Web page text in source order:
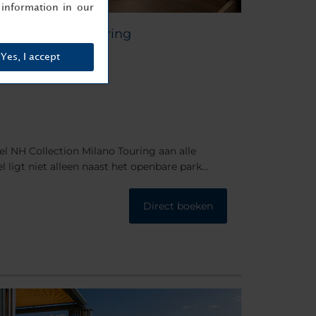
Milano Touring
Milaan
NH Collection Milano Touring aan alle
ligt niet alleen naast het openbare park
liggen bovendien twee metrostations bij
Direct boeken
in our
Yes, I accept